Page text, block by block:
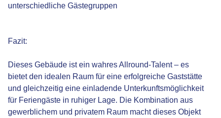
unterschiedliche Gästegruppen
Fazit:
Dieses Gebäude ist ein wahres Allround-Talent – es
bietet den idealen Raum für eine erfolgreiche Gaststätte
und gleichzeitig eine einladende Unterkunftsmöglichkeit
für Feriengäste in ruhiger Lage. Die Kombination aus
gewerblichem und privatem Raum macht dieses Objekt